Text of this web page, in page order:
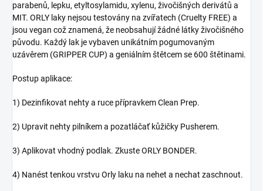
parabenů, lepku, etyltosylamidu, xylenu, živočišných derivátů a
MIT. ORLY laky nejsou testovány na zvířatech (Cruelty FREE) a
jsou vegan což znamená, že neobsahují žádné látky živočišného
původu. Každý lak je vybaven unikátním pogumovaným
uzávěrem (GRIPPER CUP) a geniálním štětcem se 600 štětinami.
Postup aplikace:
1) Dezinfikovat nehty a ruce přípravkem Clean Prep.
2) Upravit nehty pilníkem a pozatláčať kůžičky Pusherem.
3) Aplikovat vhodný podlak. Zkuste ORLY BONDER.
4) Nanést tenkou vrstvu Orly laku na nehet a nechat zaschnout.